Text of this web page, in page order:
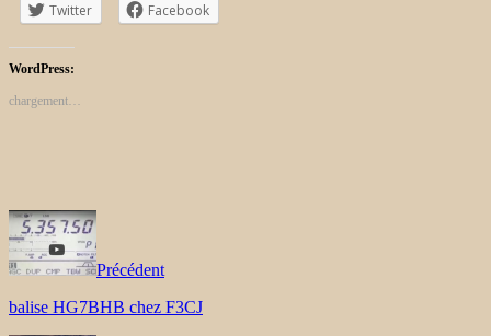
Twitter Facebook
WordPress:
chargement…
Précédent
balise HG7BHB chez F3CJ